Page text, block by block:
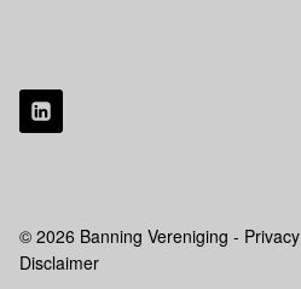
© 2026 Banning Vereniging -
Disclaimer